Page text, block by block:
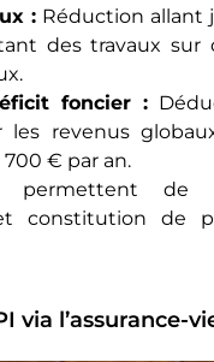
: Réduction allant
des travaux sur
foncier :
les revenus
€ par an.
permettent de
constitution de
via l’assurance-